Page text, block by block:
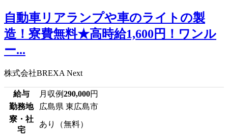
自動車リアランプや車のライトの製
造！寮費無料★高時給1,600円！ワンル
ー...
株式会社BREXA Next
給与 月収例290,000円
勤務地
広島県 東広島市
寮・社
宅
あり（無料）